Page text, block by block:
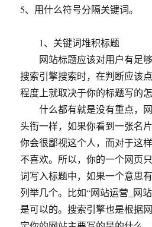
5、用什么符号分隔关键词。
1、关键词堆积标题
网站标题应该对用户有足够
搜索引擎搜索时，在判断应该
程度上就取决于你的标题写的怎
什么都有就是没有重点，网
头衔一样，如果你看到一张名
你会很鄙视这个人，而对于这
不喜欢。所以，你的一个网页
词写入标题中，如果一个意思
列举几个。比如“网站运营_网
是可以的。搜索引擎也是根据